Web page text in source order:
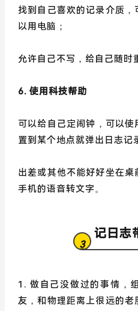
找到自己喜欢的记录介质
以用电脑；
允许自己不写，给自己随时
6. 使用科技帮助
可以给自己定闹钟，可以
置到某个地点就弹出日志记
出差或其他不能好好坐在桌
手机的语音转文字。
记日志
3
1. 做自己没做过的事情，
友，和物理距离上很远的老